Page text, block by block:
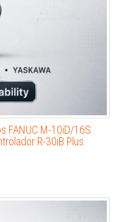
FANUC M-10iD/16S
R-30iB Plus.